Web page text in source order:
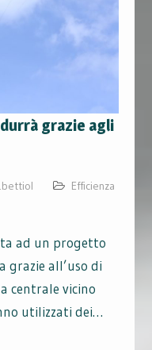
grazie agli
Efficienza
ad un progetto
grazie all’uso di
centrale vicino
utilizzati dei…